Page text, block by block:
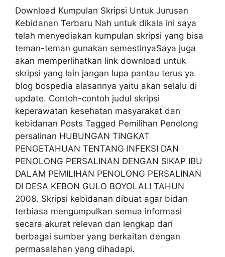
Download Kumpulan Skripsi Untuk Jurusan
Kebidanan Terbaru Nah untuk dikala ini saya
telah menyediakan kumpulan skripsi yang bisa
teman-teman gunakan semestinyaSaya juga
akan memperlihatkan link download untuk
skripsi yang lain jangan lupa pantau terus ya
blog bospedia alasannya yaitu akan selalu di
update. Contoh-contoh judul skripsi
keperawatan kesehatan masyarakat dan
kebidanan Posts Tagged Pemilihan Penolong
persalinan HUBUNGAN TINGKAT
PENGETAHUAN TENTANG INFEKSI DAN
PENOLONG PERSALINAN DENGAN SIKAP IBU
DALAM PEMILIHAN PENOLONG PERSALINAN
DI DESA KEBON GULO BOYOLALI TAHUN
2008. Skripsi kebidanan dibuat agar bidan
terbiasa mengumpulkan semua informasi
secara akurat relevan dan lengkap dari
berbagai sumber yang berkaitan dengan
permasalahan yang dihadapi.